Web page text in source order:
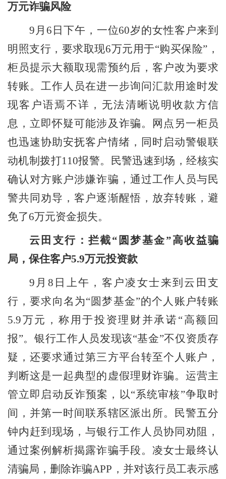
万元诈骗风险
9月6日下午，一位60岁的女性客户来到
明照支行，要求取现6万元用于“购买保险” ，
柜员提示大额取现需预约后，客户改为要求
转账。工作人员在进一步询问汇款用途时发
现客户语焉不详，无法清晰说明收款方信
息，立即怀疑可能涉及诈骗。
网点另一柜员
也迅速协助安抚客户情绪，同时启动警银联
动机制拨打110报警。民警迅速到场，经核实
确认对方账户涉嫌诈骗 ， 通过工作人员与民
警共同劝导，客户逐渐醒悟，放弃转账，避
免了6万元资金损失。
云田支行：拦截“圆梦基金”高收益骗
局，保住客户5.9万元投资款
9月8日上午，客户凌女士来到云田支
行，要求向名为“圆梦基金”的个人账户转账
5.9万元，称用于投资理财并承诺“高额回
报”。 银行工作人员发现该“基金”不仅资质存
疑，还要求通过第三方平台转至个人账户，
判断这是一起典型的虚假理财诈骗。运营主
管立即启动反诈预案，以“系统审核”争取时
间，并第一时间联系辖区派出所。民警五分
钟内赶到现场，与银行工作人员协同劝阻，
通过案例解析揭露诈骗手段。凌女士最终认
清骗局，删除诈骗APP，并对该行员工表示感